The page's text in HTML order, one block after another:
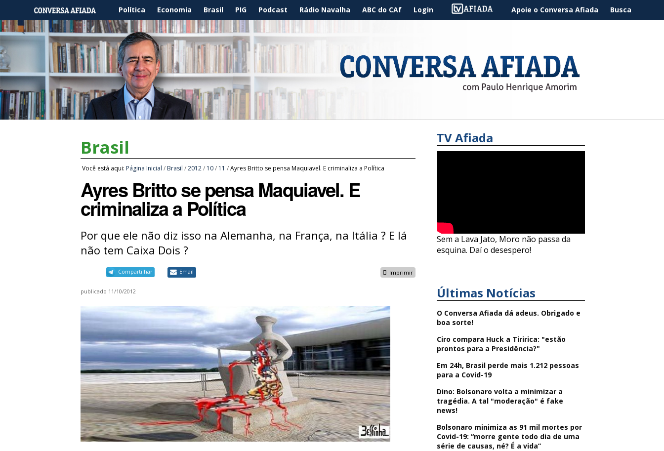
Política Economia Brasil PIG Podcast Rádio Navalha ABC do CAf Login Apoie o Conversa Afiada Busca
Brasil
Você está aqui: Página Inicial / Brasil /2012/ 10/ 11 /Ayres Britto se pensa Maquiavel. E criminaliza a Política
Ayres Britto se pensa Maquiavel. E
criminaliza a Política
Por que ele não diz isso na Alemanha, na França, na Itália ? E lá
não tem Caixa Dois ?
Compartilhar Email Imprimir
publicado 11/10/2012
TV Afiada
Sem a Lava Jato, Moro não passa da
esquina. Daí o desespero!
Últimas Notícias
O Conversa Afiada dá adeus. Obrigado e
boa sorte!
Ciro compara Huck a Tiririca: "estão
prontos para a Presidência?"
Em 24h, Brasil perde mais 1.212 pessoas
para a Covid-19
Dino: Bolsonaro volta a minimizar a
tragédia. A tal "moderação" é fake
news!
Bolsonaro minimiza as 91 mil mortes por
Covid-19: “morre gente todo dia de uma
série de causas, né? É a vida”